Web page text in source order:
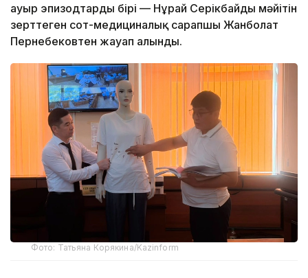
ауыр эпизодтардың бірі — Нұрай Серікбайдың мәйітін
зерттеген сот-медициналық сарапшы Жанболат
Пернебековтен жауап алынды.
Фото: Татьяна Корякина/Kazinform